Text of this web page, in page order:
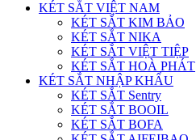
KÉT SẮT VIỆT NAM
KÉT SẮT KIM BẢO
KÉT SẮT NIKA
KÉT SẮT VIỆT TIỆP
KÉT SẮT HOÀ PHÁT
KÉT SẮT NHẬP KHẨU
KÉT SẮT Sentry
KÉT SẮT BOOIL
KÉT SẮT BOFA